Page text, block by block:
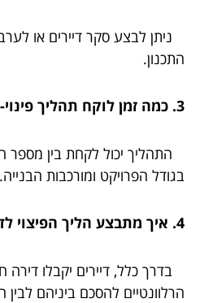
ניתן לבצע סקר דיירים או
התכנון.
3. כמה זמן לוקח תהליך פינוי-בינוי?
התהליך יכול לקחת בין מספר
בגודל הפרויקט ומורכבות הבנייה.
4. איך מתבצע הליך הפיצוי לדיירים?
בדרך כלל, דיירים יקבלו דירה
הרלוונטיים להסכם ביניהם לבין